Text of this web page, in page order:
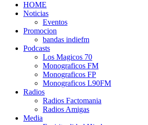
HOME
Noticias
Eventos
Promocion
bandas indiefm
Podcasts
Los Magicos 70
Monograficos FM
Monograficos FP
Monograficos L90FM
Radios
Radios Factomania
Radios Amigas
Media